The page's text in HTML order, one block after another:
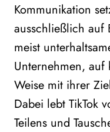
Kommunikation
ausschließlich auf
meist
Unternehmen, auf
Weise mit ihrer
Dabei lebt TikTok
Teilens und